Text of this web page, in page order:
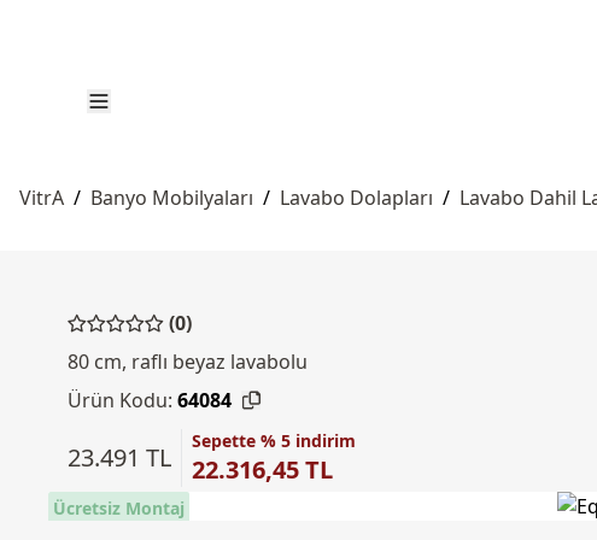
VitrA / Banyo Mobilyaları / Lavabo Dolapları / Lavabo Dahil
(0)
80 cm, raflı beyaz lavabolu
Ürün Kodu: 64084
23.491 TL
Sepette % 5 indirim
22.316,45 TL
Ücretsiz Montaj